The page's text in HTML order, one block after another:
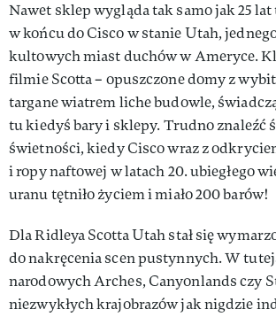
Nawet sklep wygląda tak samo jak 25
w końcu do Cisco w stanie Utah,
kultowych miast duchów w Ameryce.
filmie Scotta – opuszczone domy z
targane wiatrem liche budowle,
tu kiedyś bary i sklepy. Trudno znaleźć
świetności, kiedy Cisco wraz z
i ropy naftowej w latach 20. ubiegłego
uranu tętniło życiem i miało 200 barów!
Dla Ridleya Scotta Utah stał się
do nakręcenia scen pustynnych. W
narodowych Arches, Canyonlands czy
niezwykłych krajobrazów jak nigdzie